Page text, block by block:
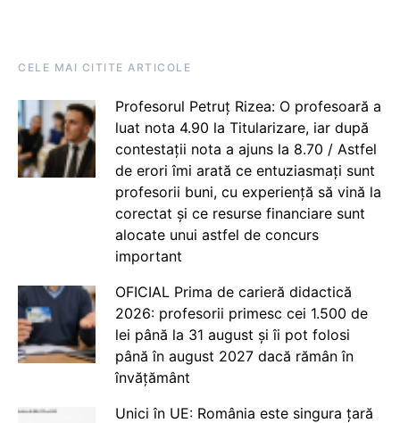
CELE MAI CITITE ARTICOLE
Profesorul Petruț Rizea: O profesoară a
luat nota 4.90 la Titularizare, iar după
contestații nota a ajuns la 8.70 / Astfel
de erori îmi arată ce entuziasmați sunt
profesorii buni, cu experiență să vină la
corectat și ce resurse financiare sunt
alocate unui astfel de concurs
important
OFICIAL Prima de carieră didactică
2026: profesorii primesc cei 1.500 de
lei până la 31 august și îi pot folosi
până în august 2027 dacă rămân în
învățământ
Unici în UE: România este singura țară